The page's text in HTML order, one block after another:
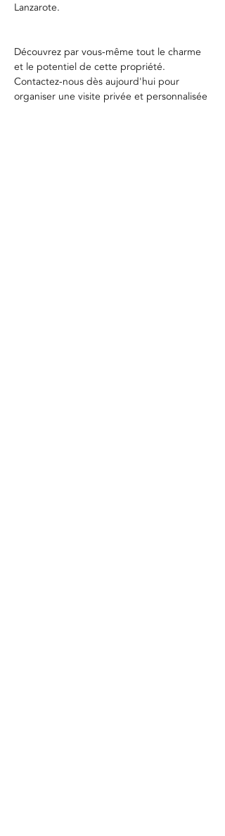
Lanzarote.
Découvrez par vous-même tout le charme
et le potentiel de cette propriété.
Contactez-nous dès aujourd'hui pour
organiser une visite privée et personnalisée